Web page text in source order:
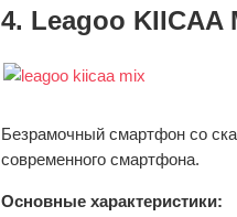
4. Leagoo KIICAA
Безрамочный смартфон со
современного смартфона.
Основные характеристики: